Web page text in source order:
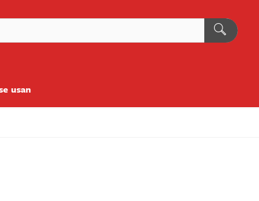
usan